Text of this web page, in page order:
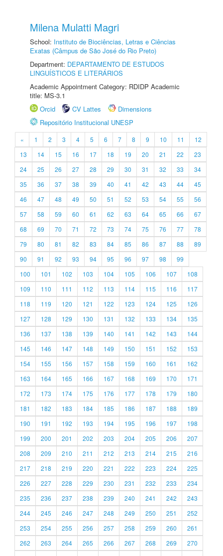
Milena Mulatti Magri
School: Instituto de Biociências, Letras e Ciências
Exatas (Câmpus de São José do Rio Preto)
Department: DEPARTAMENTO DE ESTUDOS
LINGUÍSTICOS E LITERÁRIOS
Academic Appointment Category: RDIDP Academic
title: MS-3.1
Orcid
CV Lattes
Dimensions
Repositório Institucional UNESP
« 1 2 3 4 5 6 7 8 9 10 11
12
13
14 15 16 17 18 19 20 21 22
23
24
25 26 27 28 29 30 31 32 33
34
35
36 37 38 39 40 41 42 43 44
45
46
47 48 49 50 51 52 53 54 55
56
57
58 59 60 61 62 63 64 65 66
67
68
69 70 71 72 73 74 75 76 77
78
79
80 81 82 83 84 85 86 87 88
89
90
91 92 93 94 95 96 97 98
99
100
101 102 103 104 105 106 107
108
109
110 111 112 113 114 115 116
117
118
119 120 121 122 123 124 125
126
127
128 129 130 131 132 133 134
135
136
137 138 139 140 141 142 143
144
145
146 147 148 149 150 151 152
153
154
155 156 157 158 159 160 161
162
163
164 165 166 167 168 169 170
171
172
173 174 175 176 177 178 179
180
181
182 183 184 185 186 187 188
189
190
191 192 193 194 195 196 197
198
199
200 201 202 203 204 205 206
207
208
209 210 211 212 213 214 215
216
217
218 219 220 221 222 223 224
225
226
227 228 229 230 231 232 233
234
235
236 237 238 239 240 241 242
243
244
245 246 247 248 249 250 251
252
253
254 255 256 257 258 259 260
261
262
263 264 265 266 267 268 269
270